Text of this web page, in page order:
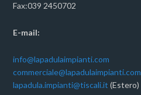
Fax:039 2450702
E-mail:
info@lapadulaimpianti.com
commerciale@lapadulaimpianti.com
lapadula.impianti@tiscali.it (Estero)